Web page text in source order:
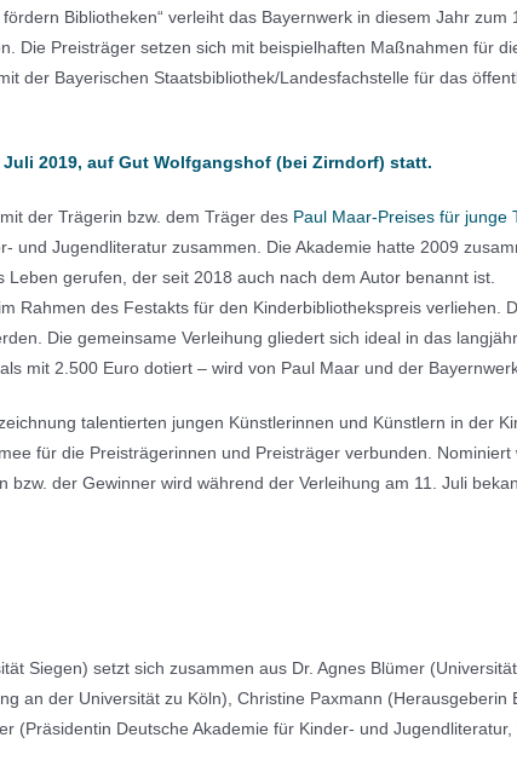
Bibliotheken“ verleiht das Bayernwerk in diesem Jahr zum
Die Preisträger setzen sich mit beispielhaften Maßnahmen für
der Bayerischen Staatsbibliothek/Landesfachstelle für das
2019, auf Gut Wolfgangshof (bei Zirndorf) statt.
der Trägerin bzw. dem Träger des Paul Maar-Preises für junge
und Jugendliteratur zusammen. Die Akademie hatte 2009
gerufen, der seit 2018 auch nach dem Autor benannt ist.
Rahmen des Festakts für den Kinderbibliothekspreis verliehen.
Die gemeinsame Verleihung gliedert sich ideal in das
mit 2.500 Euro dotiert – wird von Paul Maar und der
talentierten jungen Künstlerinnen und Künstlern in der
für die Preisträgerinnen und Preisträger verbunden.
der Gewinner wird während der Verleihung am 11. Juli
Siegen) setzt sich zusammen aus Dr. Agnes Blümer
an der Universität zu Köln), Christine Paxmann
(Präsidentin Deutsche Akademie für Kinder- und Jugendliteratur,